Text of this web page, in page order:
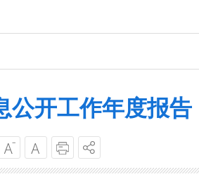
公开工作年度报告